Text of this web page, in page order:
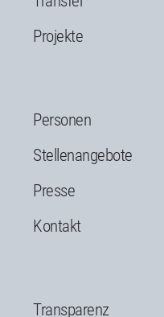
Projekte
Personen
Stellenangebote
Presse
Kontakt
Transparenz